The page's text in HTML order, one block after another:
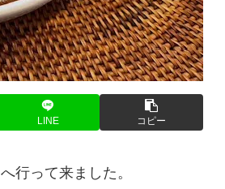
LINE コピー
へ行って来ました。